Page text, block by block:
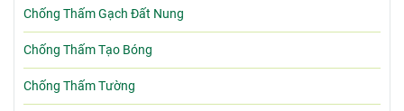
Chống Thấm Gạch Đất Nung
Chống Thấm Tạo Bóng
Chống Thấm Tường